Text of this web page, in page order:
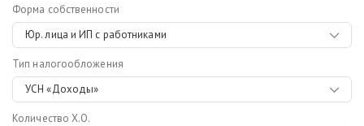
Форма собственности
Юр. лица и ИП с работниками
Тип налогообложения
УСН «Доходы»
Количество Х.О.